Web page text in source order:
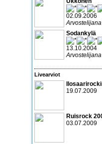
02.09.2006
Sodankylä
13.10.2004
Livearviot
19.07.2009
Ruisrock
03.07.2009